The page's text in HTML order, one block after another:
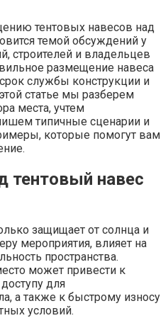
тентовых навесов над
темой обсуждений у
строителей и владельцев
размещение навеса
службы конструкции и
статье мы разберем
места, учтем
типичные сценарии и
которые помогут вам
тентовый навес
защищает от солнца и
мероприятия, влияет на
пространства.
может привести к
для
а также к быстрому износу
условий.